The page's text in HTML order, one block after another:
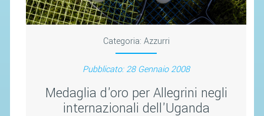
Categoria: Azzurri
Pubblicato: 28 Gennaio 2008
Medaglia d'oro per Allegrini negli
internazionali dell'Uganda
COMUNICAZIONE E MARKETING
CONTATTI
AVVISI E BANDI
CIRCOLARI
RESPONSABILITÀ SOCIALE